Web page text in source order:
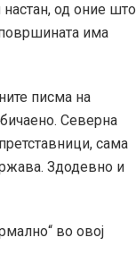
од оние што
има
писма на
Северна
сама
Здодевно и
во овој